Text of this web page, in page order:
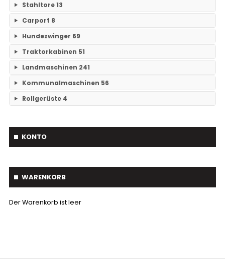
Stahltore13
Keine Unterkategorien
Carport 8
Keine Unterkategorien
Hundezwinger 69
Keine Unterkategorien
Traktorkabinen 51
Traktorkabinen 37
Mähdrescherkabine 14
Landmaschinen 241
Grubber 14
Kommunalmaschinen 56
Kehrmaschinen 19
Streuer 3
Betonmischer 2
Schneepflug 17
Siebschaufel 5
Rollgerüste 4
KONTO
WARENKORB
Der Warenkorb ist leer